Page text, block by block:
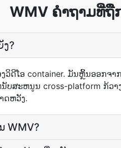
WMV ຄຳຖາມທີ່
?
ວິດີໂອ container. ມັນຫຼິ້ນອອກຈ
ບສະຫນູນ cross-platform ກ້ວາ
ດຫວັງ.
WMV?